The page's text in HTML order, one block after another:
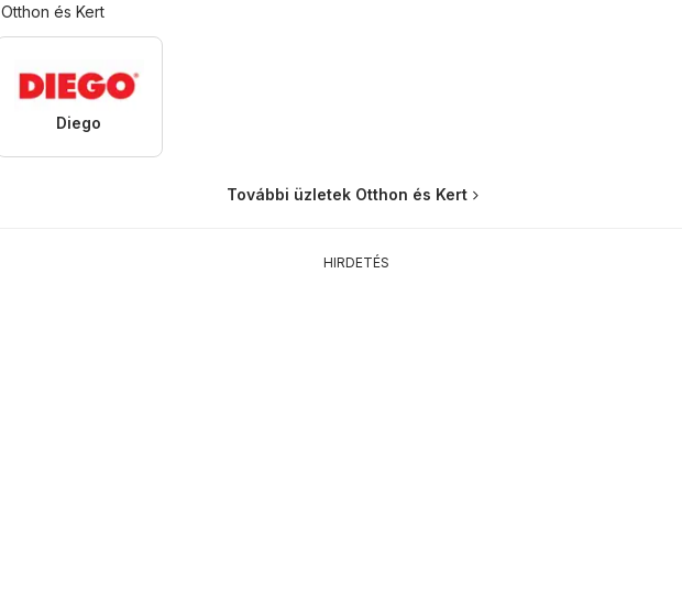
Otthon és Kert
Diego
További üzletek Otthon és Kert
HIRDETÉS